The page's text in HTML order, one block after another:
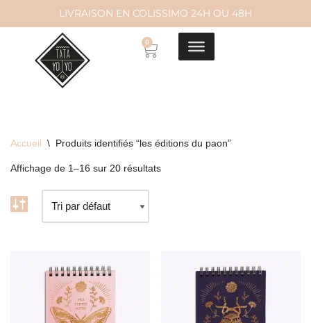
contenu
LIVRAISON EN COLISSIMO 24H OU 48H
0
Accueil \ Produits identifiés “les éditions du paon”
Affichage de 1–16 sur 20 résultats